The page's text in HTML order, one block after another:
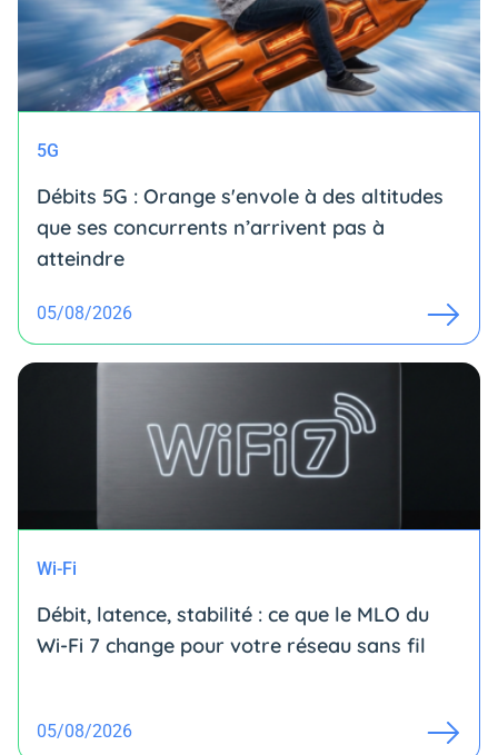
5G
Débits 5G : Orange s'envole à des altitudes
que ses concurrents n’arrivent pas à
atteindre
05/08/2026
Wi-Fi
Débit, latence, stabilité : ce que le MLO du
Wi-Fi 7 change pour votre réseau sans fil
05/08/2026